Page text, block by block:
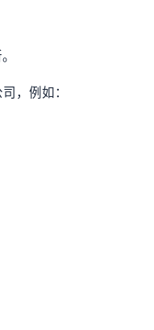
，例如：